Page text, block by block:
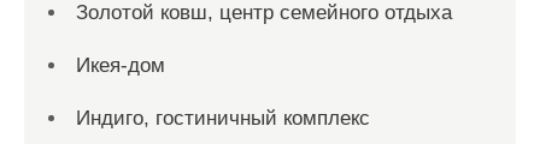
Золотой ковш, центр семейного отдыха
Икея-дом
Индиго, гостиничный комплекс